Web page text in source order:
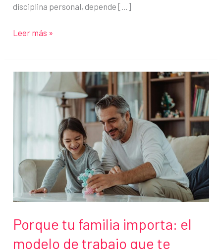
disciplina personal, depende […]
Por
pierdes
las
casa
cómo
recuperar
la
motivación
Leer más »
Porque tu familia importa: el
modelo de trabajo que te